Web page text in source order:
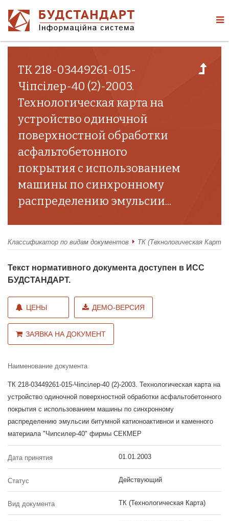
ТК 218-03449261-015-
Чіпсілер-40 (2)-2003.
Технологическая карта на
устройство одиночной
поверхностной обработки
асфальтобетонного
покрытия с использованием
машины по синхронному
распределению эмульсии...
Классификатор по видам документов ТК (Технологическая Карта)
Текст нормативного документа доступен в ИСС
БУДСТАНДАРТ.
ЦЕНЫ ДЕМО-ВЕРСИЯ
ЗАЯВКА НА ДОКУМЕНТ
Наименование документа
ТК 218-03449261-015-Чіпсілер-40 (2)-2003. Технологическая карта на
устройство одиночной поверхностной обработки асфальтобетонного
покрытия с использованием машины по синхронному
распределению эмульсии битумной катионоактивнои и каменного
материала "Чипсилер-40" фирмы СЕКМЕР
Дата принятия 01.01.2003
Статус Действующий
Вид документа ТК (Технологическая Карта)